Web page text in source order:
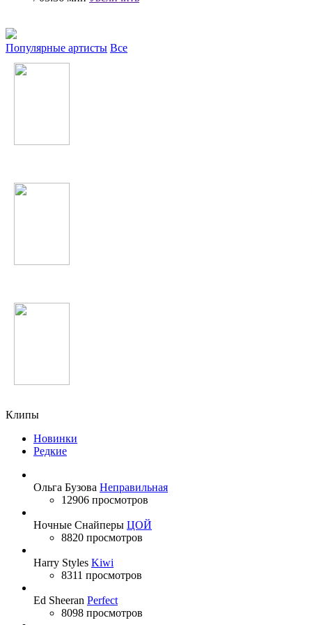
Популярные артисты Все
Клипы
Новинки
Редкие
Ольга Бузова Неправильная
12906 просмотров
Ночные Снайперы ЦОЙ
8820 просмотров
Harry Styles Kiwi
8311 просмотров
Ed Sheeran Perfect
8098 просмотров